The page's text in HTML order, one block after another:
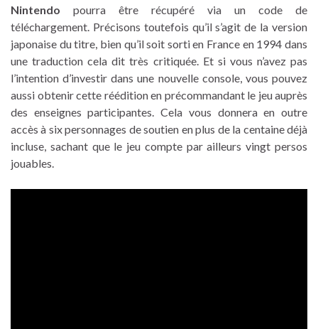
Nintendo pourra être récupéré via un code de
téléchargement. Précisons toutefois qu’il s’agit de la version
japonaise du titre, bien qu’il soit sorti en France en 1994 dans
une traduction cela dit très critiquée. Et si vous n’avez pas
l’intention d’investir dans une nouvelle console, vous pouvez
aussi obtenir cette réédition en précommandant le jeu auprès
des enseignes participantes. Cela vous donnera en outre
accès à six personnages de soutien en plus de la centaine déjà
incluse, sachant que le jeu compte par ailleurs vingt persos
jouables.